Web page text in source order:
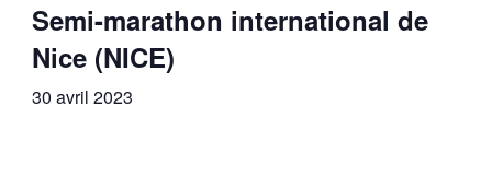
Semi-marathon international de
Nice (NICE)
30 avril 2023